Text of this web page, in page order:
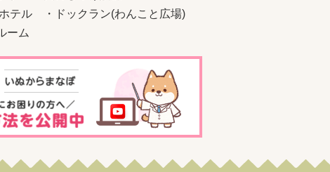
テル ・
ドックラン(わんこと広場)
ーム